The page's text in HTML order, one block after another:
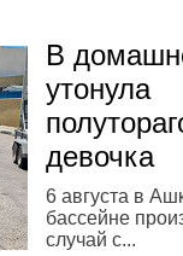
В
утонула
девочка
6 августа в
бассейне
случай с...